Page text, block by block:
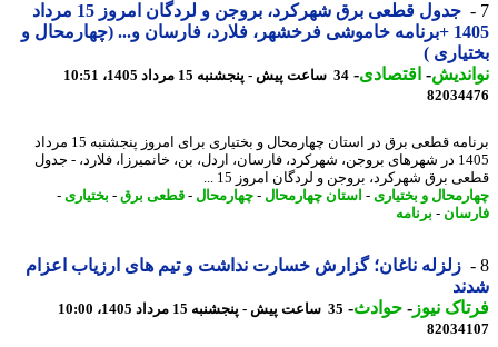
جدول قطعی برق شهرکرد، بروجن و لردگان امروز 15 مرداد
1405 +برنامه خاموشی فرخشهر، فلارد، فارسان و... (چهارمحال و
)
-اقتصادی-34 ساعت پیش - پنجشنبه 15 مرداد 1405، 10:51
برنامه قطعی برق در استان چهارمحال و بختیاری برای امروز پنجشنبه 15 مرداد
1405 در شهرهای بروجن، شهرکرد، فارسان، اردل، بن، خانمیرزا، فلارد، - جدول
برق شهرکرد، بروجن و لردگان امروز 15 ...
و بختیاری- استان چهارمحال-چهارمحال-قطعی برق - بختیاری-
-برنامه
زلزله ناغان؛ گزارش خسارت نداشت و تیم های ارزیاب اعزام
نیوز-حوادث -35 ساعت پیش - پنجشنبه 15 مرداد 1405، 10:00